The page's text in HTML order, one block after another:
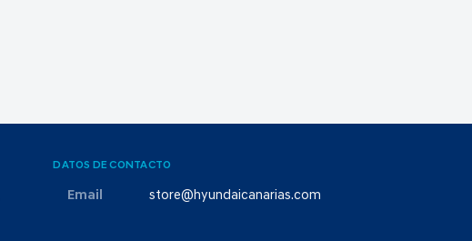
DATOS DE CONTACTO
Email store@hyundaicanarias.com